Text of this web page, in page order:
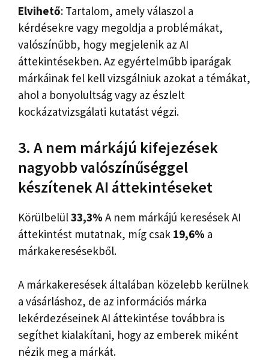
Elvihető: Tartalom, amely válaszol a
kérdésekre vagy megoldja a problémákat,
valószínűbb, hogy megjelenik az AI
áttekintésekben. Az egyértelműbb iparágak
márkáinak fel kell vizsgálniuk azokat a témákat,
ahol a bonyolultság vagy az észlelt
kockázatvizsgálati kutatást végzi.
3. A nem márkájú kifejezések
nagyobb valószínűséggel
készítenek AI áttekintéseket
Körülbelül33,3% A nem márkájú keresések AI
áttekintést mutatnak, míg csak 19,6% a
márkakeresésekből.
A márkakeresések általában közelebb kerülnek
a vásárláshoz, de az információs márka
lekérdezéseinek AI áttekintése továbbra is
segíthet kialakítani, hogy az emberek miként
nézik meg a márkát.